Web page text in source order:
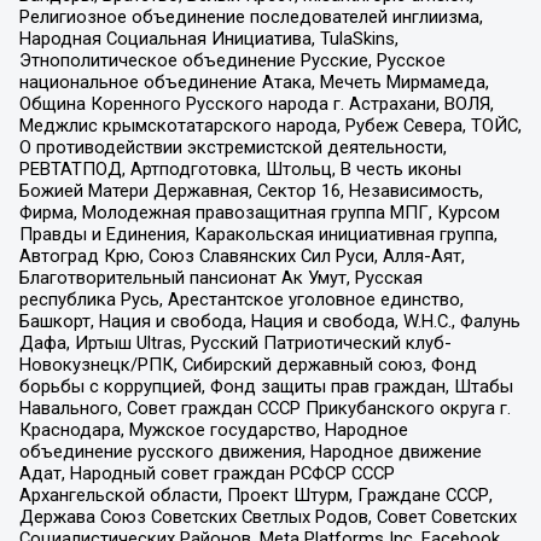
Религиозное объединение последователей инглиизма,
Народная Социальная Инициатива, TulaSkins,
Этнополитическое объединение Русские, Русское
национальное объединение Атака, Мечеть Мирмамеда,
Община Коренного Русского народа г. Астрахани, ВОЛЯ,
Меджлис крымскотатарского народа, Рубеж Севера, ТОЙС,
О противодействии экстремистской деятельности,
РЕВТАТПОД, Артподготовка, Штольц, В честь иконы
Божией Матери Державная, Сектор 16, Независимость,
Фирма, Молодежная правозащитная группа МПГ, Курсом
Правды и Единения, Каракольская инициативная группа,
Автоград Крю, Союз Славянских Сил Руси, Алля-Аят,
Благотворительный пансионат Ак Умут, Русская
республика Русь, Арестантское уголовное единство,
Башкорт, Нация и свобода, Нация и свобода, W.H.С., Фалунь
Дафа, Иртыш Ultras, Русский Патриотический клуб-
Новокузнецк/РПК, Сибирский державный союз, Фонд
борьбы с коррупцией, Фонд защиты прав граждан, Штабы
Навального, Совет граждан СССР Прикубанского округа г.
Краснодара, Мужское государство, Народное
объединение русского движения, Народное движение
Адат, Народный совет граждан РСФСР СССР
Архангельской области, Проект Штурм, Граждане СССР,
Держава Союз Советских Светлых Родов, Совет Советских